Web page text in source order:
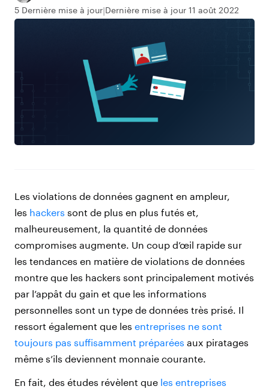
5 Dernière mise à jour Dernière mise à jour 11 août 2022
Les violations de données gagnent en ampleur,
les hackers sont de plus en plus futés et,
malheureusement, la quantité de données
compromises augmente. Un coup d’œil rapide sur
les tendances en matière de violations de données
montre que les hackers sont principalement motivés
par l’appât du gain et que les informations
personnelles sont un type de données très prisé. Il
ressort également que les entreprises ne sont
toujours pas suffisamment préparées aux piratages
même s’ils deviennent monnaie courante.
En fait, des études révèlent que les entreprises